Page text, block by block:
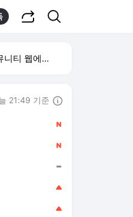
웹에서 보기
21:49 기준